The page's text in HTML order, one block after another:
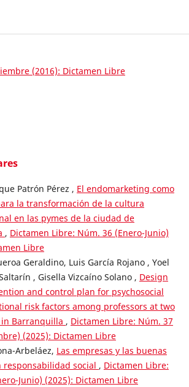
(2016): Dictamen Libre
Patrón Pérez , El endomarketing como
la transformación de la cultura
en las pymes de la ciudad de
, Dictamen Libre: Núm. 36 (Enero-Junio)
Libre
Geraldino, Luis García Rojano , Yoel
, Gisella Vizcaíno Solano , Design
and control plan for psychosocial
risk factors among professors at two
Barranquilla , Dictamen Libre: Núm. 37
(2025): Dictamen Libre
Arbeláez, Las empresas y las buenas
responsabilidad social , Dictamen Libre:
Junio) (2025): Dictamen Libre